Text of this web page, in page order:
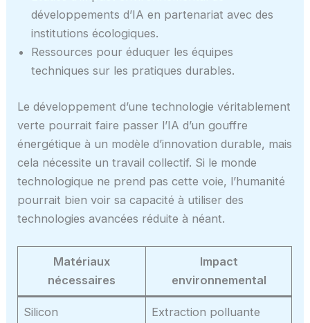
développements d’IA en partenariat avec des
institutions écologiques.
Ressources pour éduquer les équipes
techniques sur les pratiques durables.
Le développement d’une technologie véritablement
verte pourrait faire passer l’IA d’un gouffre
énergétique à un modèle d’innovation durable, mais
cela nécessite un travail collectif. Si le monde
technologique ne prend pas cette voie, l’humanité
pourrait bien voir sa capacité à utiliser des
technologies avancées réduite à néant.
Matériaux
nécessaires
Impact
environnemental
Silicon Extraction polluante